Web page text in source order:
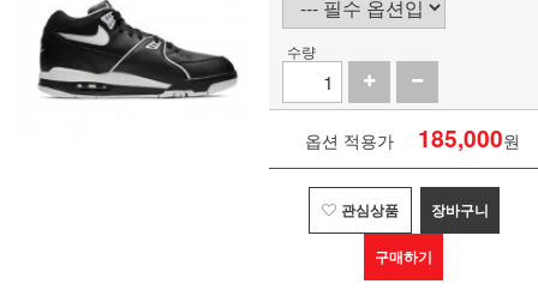
수량
옵션 적용가 185,000원
관심상품 장바구니
구매하기